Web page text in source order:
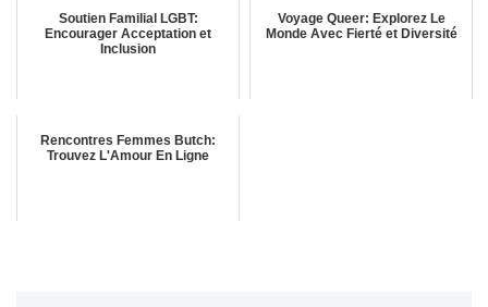
Soutien Familial LGBT:
Encourager Acceptation et
Inclusion
Voyage Queer: Explorez Le
Monde Avec Fierté et Diversité
Rencontres Femmes Butch:
Trouvez L'Amour En Ligne